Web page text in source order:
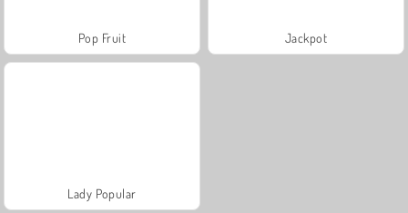
Pop Fruit Jackpot
Lady Popular